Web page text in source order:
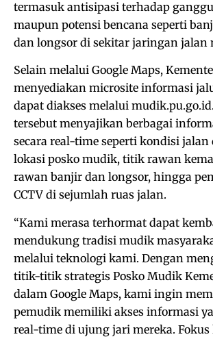
termasuk antisipasi terhadap
maupun potensi bencana seperti
dan longsor di sekitar jaringan jalan
Selain melalui Google Maps,
menyediakan microsite informasi
dapat diakses melalui
tersebut menyajikan berbagai
secara real-time seperti kondisi jalan
lokasi posko mudik, titik rawan
rawan banjir dan longsor, hingga
CCTV di sejumlah ruas jalan.
“Kami merasa terhormat dapat
mendukung tradisi mudik
melalui teknologi kami. Dengan
titik-titik strategis Posko Mudik
dalam Google Maps, kami ingin
pemudik memiliki akses informasi
real-time di ujung jari mereka.